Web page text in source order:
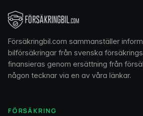
Försäkringbil.com sammanställer
bilförsäkringar från svenska
finansieras genom ersättning från
någon tecknar via en av våra länkar.
FÖRSÄKRING